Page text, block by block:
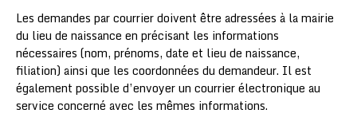
Les demandes par courrier doivent être adressées à la mairie
du lieu de naissance en précisant les informations
nécessaires (nom, prénoms, date et lieu de naissance,
filiation) ainsi que les coordonnées du demandeur. Il est
également possible d’envoyer un courrier électronique au
service concerné avec les mêmes informations.